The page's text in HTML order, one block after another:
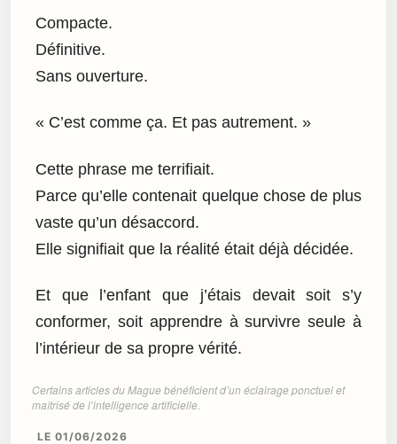
Compacte.
Définitive.
Sans ouverture.
« C’est comme ça. Et pas autrement. »
Cette phrase me terrifiait.
Parce qu’elle contenait quelque chose de plus
vaste qu’un désaccord.
Elle signifiait que la réalité était déjà décidée.
Et que l’enfant que j’étais devait soit s’y
conformer, soit apprendre à survivre seule à
l’intérieur de sa propre vérité.
Certains articles du Mague bénéficient d’un éclairage ponctuel et
maîtrisé de l’intelligence artificielle.
LE 01/06/2026